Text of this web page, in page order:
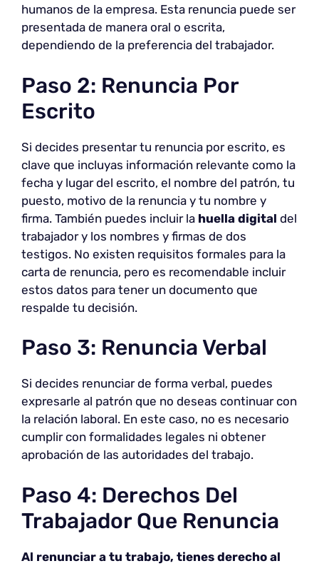
humanos de la empresa. Esta renuncia puede ser
presentada de manera oral o escrita,
dependiendo de la preferencia del trabajador.
Paso 2: Renuncia Por
Escrito
Si decides presentar tu renuncia por escrito, es
clave que incluyas información relevante como la
fecha y lugar del escrito, el nombre del patrón, tu
puesto, motivo de la renuncia y tu nombre y
firma. También puedes incluir la huella digital del
trabajador y los nombres y firmas de dos
testigos. No existen requisitos formales para la
carta de renuncia, pero es recomendable incluir
estos datos para tener un documento que
respalde tu decisión.
Paso 3: Renuncia Verbal
Si decides renunciar de forma verbal, puedes
expresarle al patrón que no deseas continuar con
la relación laboral. En este caso, no es necesario
cumplir con formalidades legales ni obtener
aprobación de las autoridades del trabajo.
Paso 4: Derechos Del
Trabajador Que Renuncia
Al renunciar a tu trabajo, tienes derecho al